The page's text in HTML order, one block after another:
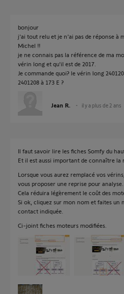
bonjour
j'ai tout relu et je n'ai pas de réponse à
Michel !!
je ne connais pas la référence de ma
vérin long et qu'il est de 2017.
Je commande quoi? le vérin long
2401208 à 173 E ?
Jean R. il y a plus de 2 ans
Il faut savoir lire les fiches Somfy du
Et il est aussi important de connaître la
Lorsque vous aurez remplacé vos
vous proposer une reprise pour analyse.
Cela réduira légèrement le coût des
Si ok, cliquez sur mon nom et faites un
contact indiquée.
Ci-joint fiches moteurs modifiées.